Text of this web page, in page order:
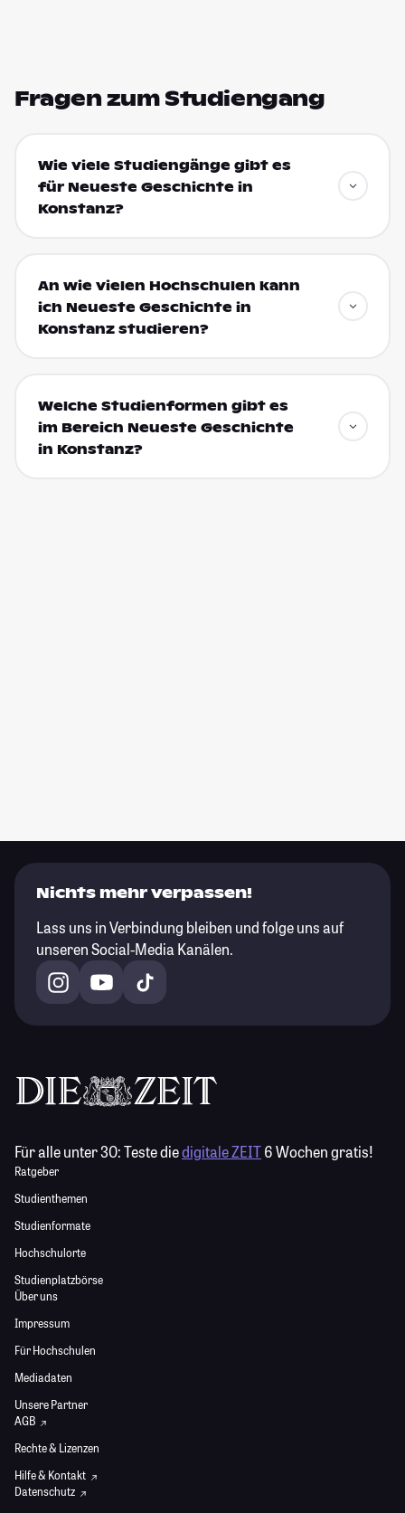
Fragen zum Studiengang
Wie viele Studiengänge gibt es
für Neueste Geschichte in
Konstanz?
An wie vielen Hochschulen kann
ich Neueste Geschichte in
Konstanz studieren?
Welche Studienformen gibt es
im Bereich Neueste Geschichte
in Konstanz?
Nichts mehr verpassen!
Lass uns in Verbindung bleiben und folge uns auf
unseren Social-Media Kanälen.
Für alle unter 30:Teste diedigitale ZEIT6 Wochen gratis!
Ratgeber
Studienthemen
Studienformate
Hochschulorte
Studienplatzbörse
Über uns
Impressum
Für Hochschulen
Mediadaten
Unsere Partner
AGB
Rechte & Lizenzen
Hilfe & Kontakt
Datenschutz